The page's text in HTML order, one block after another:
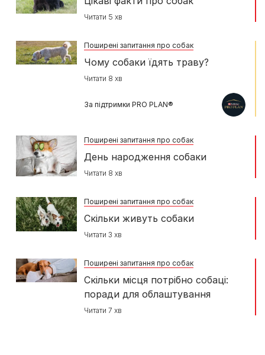
Читати 5 хв
Поширені запитання про собак
Чому собаки їдять траву?
Читати 8 хв
За підтримки PRO PLAN®
Поширені запитання про собак
День народження собаки
Читати 8 хв
Поширені запитання про собак
Скільки живуть собаки
Читати 3 хв
Поширені запитання про собак
Скільки місця потрібно собаці:
поради для облаштування
Читати 7 хв